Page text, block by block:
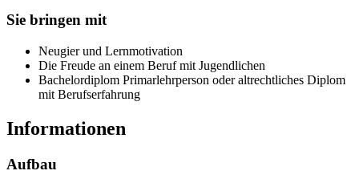
Sie bringen mit
Neugier und Lernmotivation
Die Freude an einem Beruf mit Jugendlichen
Bachelordiplom Primarlehrperson oder altrechtliches Diplom
mit Berufserfahrung
Informationen
Aufbau